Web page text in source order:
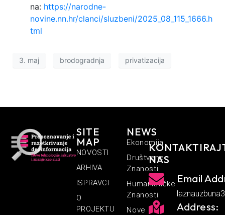
na: https://narodne-
novine.nn.hr/clanci/sluzbeni/2025_08_115_1666.h
tml
3. maj brodogradnja privatizacija
SITE
MAP
NOVOSTI
ARHIVA
ISPRAVCI
O
PROJEKTU
NEWS
Ekonomija
Društvene
Znanosti
Humanističke
Znanosti
Nove
NAS
Email
Address: